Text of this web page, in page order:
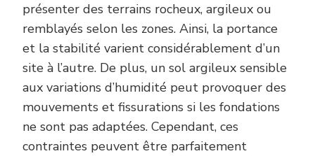
présenter des terrains rocheux, argileux ou
remblayés selon les zones. Ainsi, la portance
et la stabilité varient considérablement d’un
site à l’autre. De plus, un sol argileux sensible
aux variations d’humidité peut provoquer des
mouvements et fissurations si les fondations
ne sont pas adaptées. Cependant, ces
contraintes peuvent être parfaitement